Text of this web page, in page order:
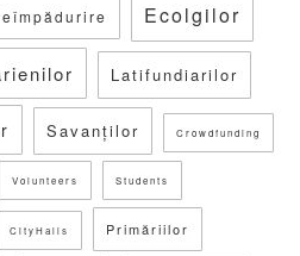
Ecolgilor
Latifundiarilor
Savanților Crowdfunding
Volunteers Students
CityHalls Primăriilor